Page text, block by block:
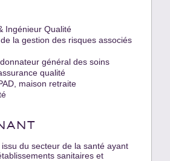
Ingénieur Qualité
la gestion des risques associés
général des soins
qualité
maison retraite
du secteur de la santé ayant
sanitaires et